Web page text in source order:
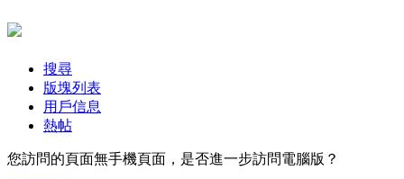
搜尋
版塊列表
用戶信息
熱帖
您訪問的頁面無手機頁面，是否進一步訪問電腦版？